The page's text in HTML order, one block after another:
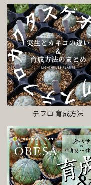
テフロ 育成方法